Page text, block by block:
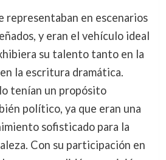
representaban en escenarios
y eran el vehículo ideal
su talento tanto en la
la escritura dramática.
tenían un propósito
político, ya que eran una
sofisticado para la
Con su participación en